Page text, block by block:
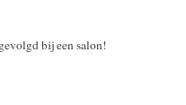
bij een salon!